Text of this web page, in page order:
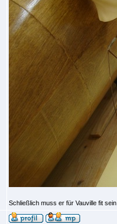
Schließlich muss er für Vauville fit